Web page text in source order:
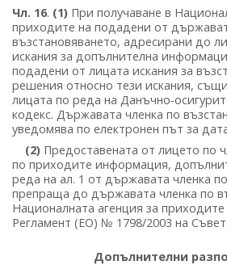
Чл. 16. (1) При получаване в
приходите на подадени от
възстановяването, адресирани до
искания за допълнителна
подадени от лицата искания за
решения относно тези искания,
лицата по реда на Данъчно-
кодекс. Държавата членка по
уведомява по електронен път за
(2) Предоставената от лицето по
по приходите информация,
реда на ал. 1 от държавата членка
препраща до държавата членка по
Националната агенция за
Регламент (ЕО) № 1798/2003 на
Допълнителни